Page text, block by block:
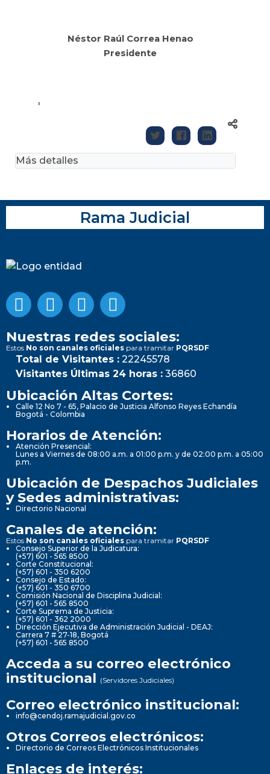
Néstor Raúl Correa Henao
Presidente
'
Más detalles
Rama Judicial
Nuestras redes sociales:
Estos No son canales oficiales para tramitar PQRSDF
Total de Visitantes : 22245578
Visitantes Últimas 24 horas : 36860
Ubicación Altas Cortes:
Calle 12 No 7 - 65, Palacio de Justicia Alfonso Reyes Echandía
Bogotá - Colombia
Horarios de Atención:
Atención Presencial:
Lunes a Viernes de 08:00 a.m. a 01:00 p.m. y de 02:00 p.m. a 05:00
p.m.
Ubicación de Despachos Judiciales
y Sedes administrativas:
Directorio Nacional
Canales de atención:
Estos No son canales oficiales para tramitar PQRSDF
Consejo Superior de la Judicatura:
(+57) 601 - 565 8500
Corte Constitucional:
(+57) 601 - 350 6200
Consejo de Estado:
(+57) 601 - 350 6700
Comisión Nacional de Disciplina Judicial:
(+57) 601 - 565 8500
Corte Suprema de Justicia:
(+57) 601 - 362 2000
Dirección Ejecutiva de Administración Judicial - DEAJ:
Carrera 7 # 27-18, Bogotá
(+57) 601 - 565 8500
Acceda a su correo electrónico
institucional (Servidores Judiciales)
Correo electrónico institucional:
info@cendoj.ramajudicial.gov.co
Otros Correos electrónicos:
Directorio de Correos Electrónicos Institucionales
Enlaces de interés: